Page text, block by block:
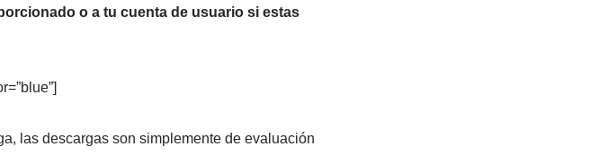
o a tu cuenta de usuario si estas
las descargas son simplemente de evaluación